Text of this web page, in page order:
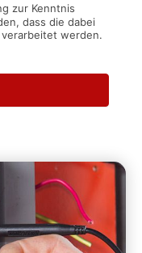
zur Kenntnis
dass die dabei
werden.